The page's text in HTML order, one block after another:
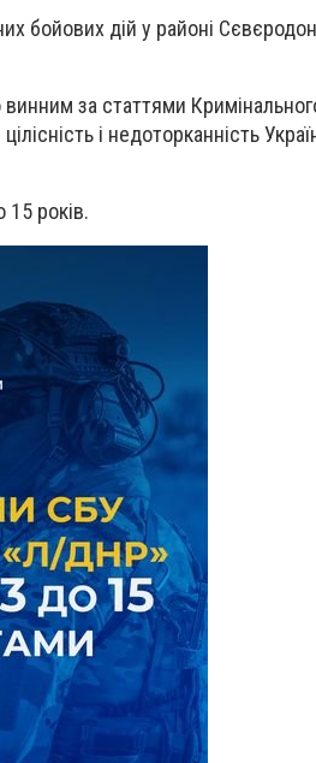
бойових дій у районі
винним за статтями
і недоторканність
років.